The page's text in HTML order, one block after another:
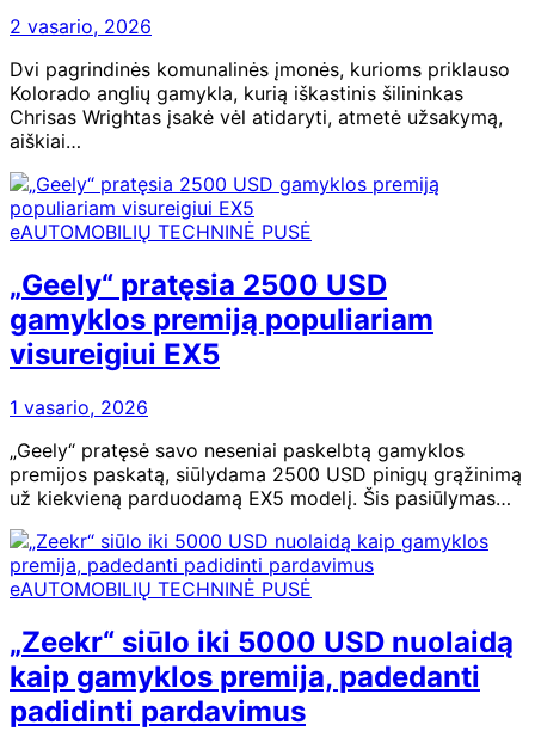
2 vasario, 2026
Dvi pagrindinės komunalinės įmonės, kurioms priklauso
Kolorado anglių gamykla, kurią iškastinis šilininkas
Chrisas Wrightas įsakė vėl atidaryti, atmetė užsakymą,
aiškiai…
eAUTOMOBILIŲ TECHNINĖ PUSĖ
„Geely“ pratęsia 2500 USD
gamyklos premiją populiariam
visureigiui EX5
1 vasario, 2026
„Geely“ pratęsė savo neseniai paskelbtą gamyklos
premijos paskatą, siūlydama 2500 USD pinigų grąžinimą
už kiekvieną parduodamą EX5 modelį. Šis pasiūlymas…
eAUTOMOBILIŲ TECHNINĖ PUSĖ
„Zeekr“ siūlo iki 5000 USD nuolaidą
kaip gamyklos premija, padedanti
padidinti pardavimus